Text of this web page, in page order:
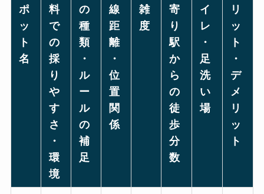
ポ
ッ
ト
名
料
で
の
採
り
や
す
さ
・
環
境
の
種
類
・
ル
ー
ル
の
補
足
線
距
離
・
位
置
関
係
雑
度
寄
り
駅
か
ら
の
徒
歩
分
数
イ
レ
・
足
洗
い
場
リ
ッ
ト
・
デ
メ
リ
ッ
ト